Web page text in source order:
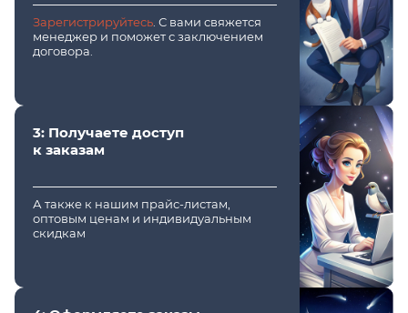
Зарегистрируйтесь . С вами свяжется
менеджер и поможет с заключением
договора.
3: Получаете доступ
к заказам
А также к нашим прайс-листам,
оптовым ценам и индивидуальным
скидкам